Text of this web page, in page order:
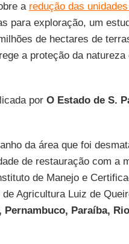
a redução das
para exploração, um
de hectares de
a proteção da natureza
por O Estado de S.
da área que foi
de restauração com a
de Manejo e
Agricultura Luiz de
Pernambuco, Paraíba,